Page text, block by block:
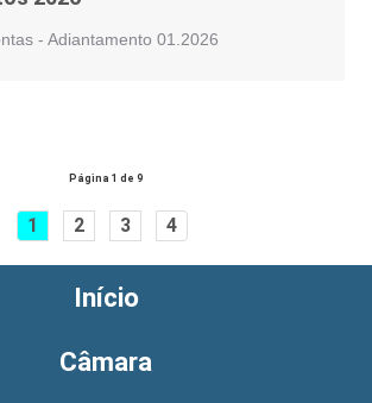
- Adiantamento 01.2026
Página 1 de 9
1 2 3 4
Início
Câmara